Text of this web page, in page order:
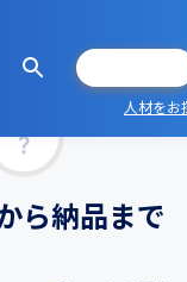
人材をお
ら納品まで